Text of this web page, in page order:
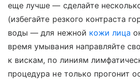
еще лучше — сделайте
(избегайте резкого контраста
воды — для нежной кожи лица
время умывания направляйте
к вискам, по линиям
процедура не только прогонит